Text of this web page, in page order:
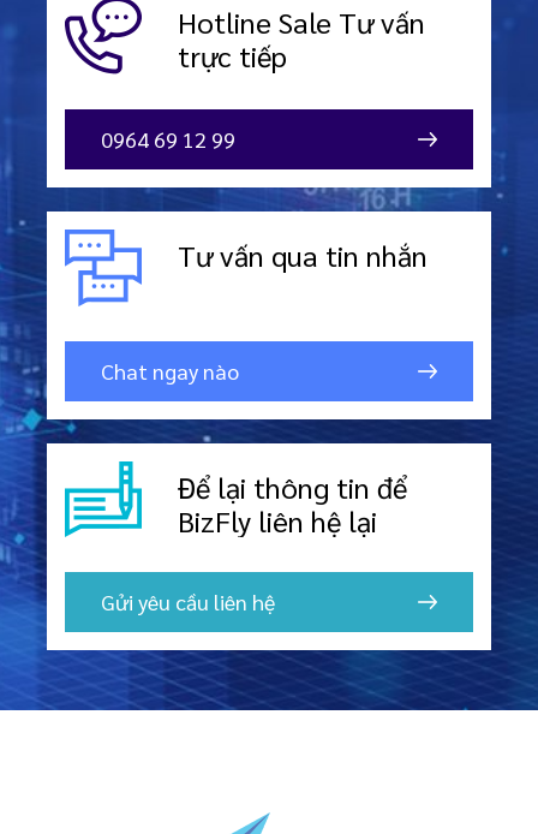
Hotline Sale Tư vấn
trực tiếp
0964 69 12 99
Tư vấn qua tin nhắn
Chat ngay nào
Để lại thông tin để
BizFly liên hệ lại
Gửi yêu cầu liên hệ